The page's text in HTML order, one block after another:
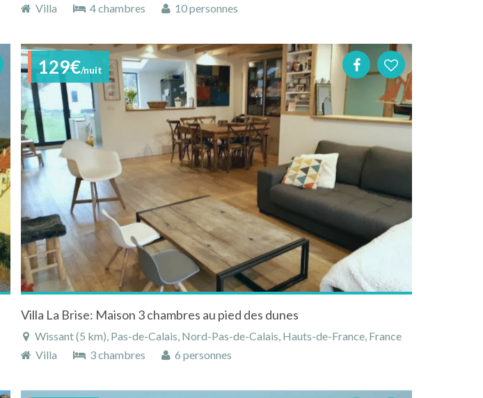
Villa
4 chambres 10 personnes
129€/nuit
Villa La Brise: Maison 3 chambres au pied des dunes
Wissant (5 km), Pas-de-Calais, Nord-Pas-de-Calais, Hauts-de-France, France
Villa
3 chambres 6 personnes